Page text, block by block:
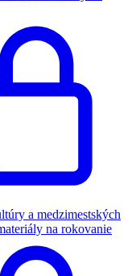
a medzimestských
na rokovanie